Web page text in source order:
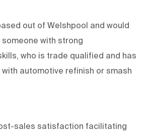
out of Welshpool and would
with strong
who is trade qualified and has
automotive refinish or smash
sales satisfaction facilitating